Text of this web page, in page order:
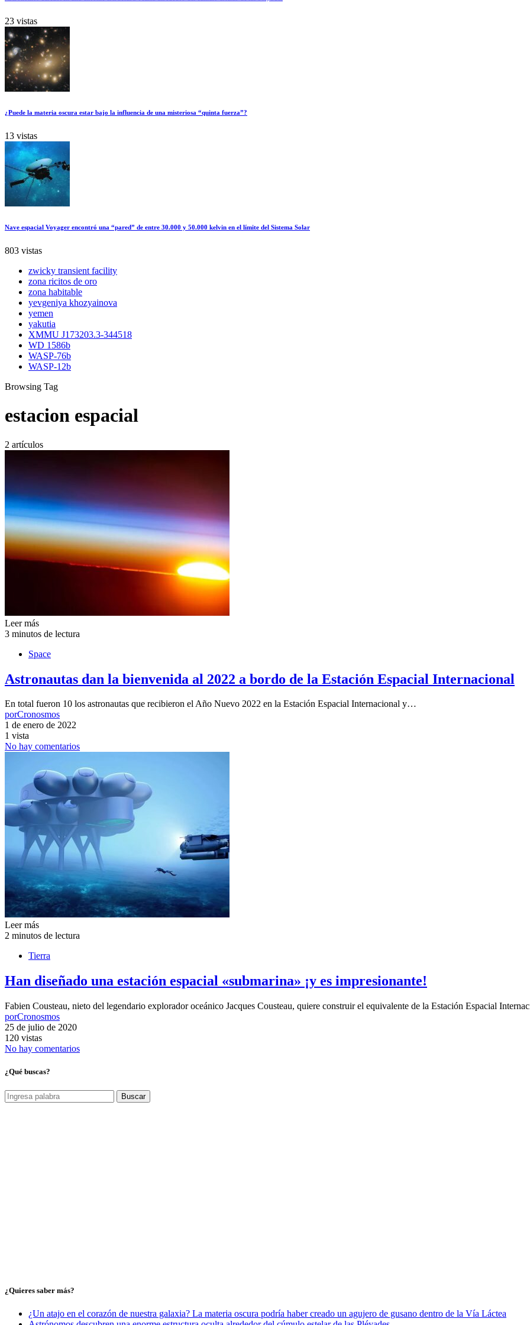
23 vistas
¿Puede la materia oscura estar bajo la influencia de una misteriosa “quinta fuerza”?
13 vistas
Nave espacial Voyager encontró una “pared” de entre 30.000 y 50.000 kelvin en el límite del Sistema Solar
803 vistas
zwicky transient facility
zona ricitos de oro
zona habitable
yevgeniya khozyainova
yemen
yakutia
XMMU J173203.3-344518
WD 1586b
WASP-76b
WASP-12b
Browsing Tag
estacion espacial
2 artículos
Leer más
3 minutos de lectura
Space
Astronautas dan la bienvenida al 2022 a bordo de la Estación Espacial Internacional
En total fueron 10 los astronautas que recibieron el Año Nuevo 2022 en la Estación Espacial Internacional y…
porCronosmos
1 de enero de 2022
1 vista
No hay comentarios
Leer más
2 minutos de lectura
Tierra
Han diseñado una estación espacial «submarina» ¡y es impresionante!
Fabien Cousteau, nieto del legendario explorador oceánico Jacques Cousteau, quiere construir el equivalente de la Estación Espacial
porCronosmos
25 de julio de 2020
120 vistas
No hay comentarios
¿Qué buscas?
Buscar
¿Quieres saber más?
¿Un atajo en el corazón de nuestra galaxia? La materia oscura podría haber creado un agujero de gusano dentro de la Vía Láctea